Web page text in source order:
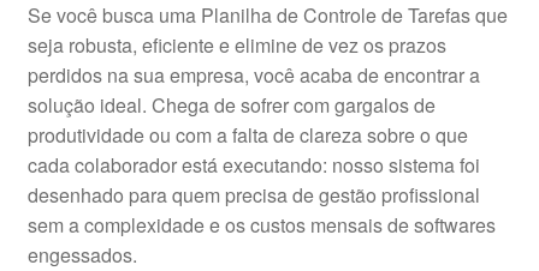
Se você busca uma Planilha de Controle de Tarefas que
seja robusta, eficiente e elimine de vez os prazos
perdidos na sua empresa, você acaba de encontrar a
solução ideal. Chega de sofrer com gargalos de
produtividade ou com a falta de clareza sobre o que
cada colaborador está executando: nosso sistema foi
desenhado para quem precisa de gestão profissional
sem a complexidade e os custos mensais de softwares
engessados.